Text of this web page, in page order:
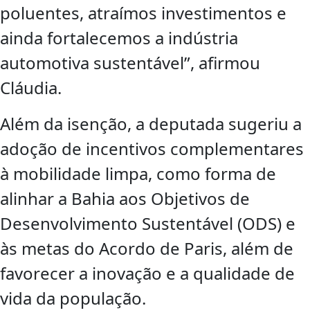
poluentes, atraímos investimentos e
ainda fortalecemos a indústria
automotiva sustentável”, afirmou
Cláudia.
Além da isenção, a deputada sugeriu a
adoção de incentivos complementares
à mobilidade limpa, como forma de
alinhar a Bahia aos Objetivos de
Desenvolvimento Sustentável (ODS) e
às metas do Acordo de Paris, além de
favorecer a inovação e a qualidade de
vida da população.